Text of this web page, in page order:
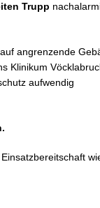
Trupp
auf angrenzende
Klinikum
aufwendig